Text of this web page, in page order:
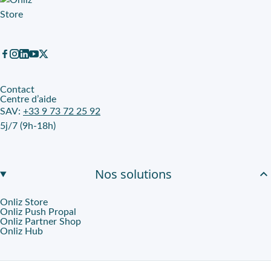
Contact
Centre d’aide
SAV: +33 9 73 72 25 92
5j/7 (9h-18h)
Nos solutions
Onliz Store
Onliz Push Propal
Onliz Partner Shop
Onliz Hub